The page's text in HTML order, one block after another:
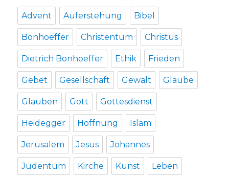
Advent Auferstehung Bibel
Bonhoeffer Christentum Christus
Dietrich Bonhoeffer Ethik Frieden
Gebet Gesellschaft Gewalt Glaube
Glauben Gott Gottesdienst
Heidegger Hoffnung Islam
Jerusalem Jesus Johannes
Judentum Kirche Kunst Leben